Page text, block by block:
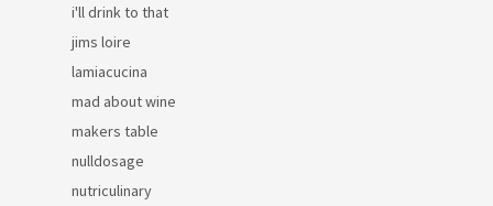
i'll drink to that
jims loire
lamiacucina
mad about wine
makers table
nulldosage
nutriculinary